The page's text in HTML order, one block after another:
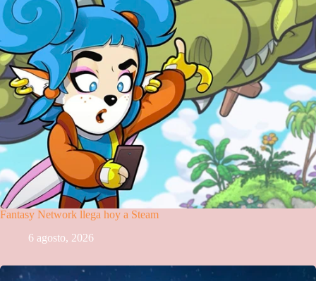
Fantasy Network llega hoy a Steam
6 agosto, 2026